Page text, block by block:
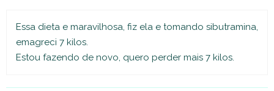
Essa dieta e maravilhosa, fiz ela e tomando sibutramina,
emagreci 7 kilos.
Estou fazendo de novo, quero perder mais 7 kilos.